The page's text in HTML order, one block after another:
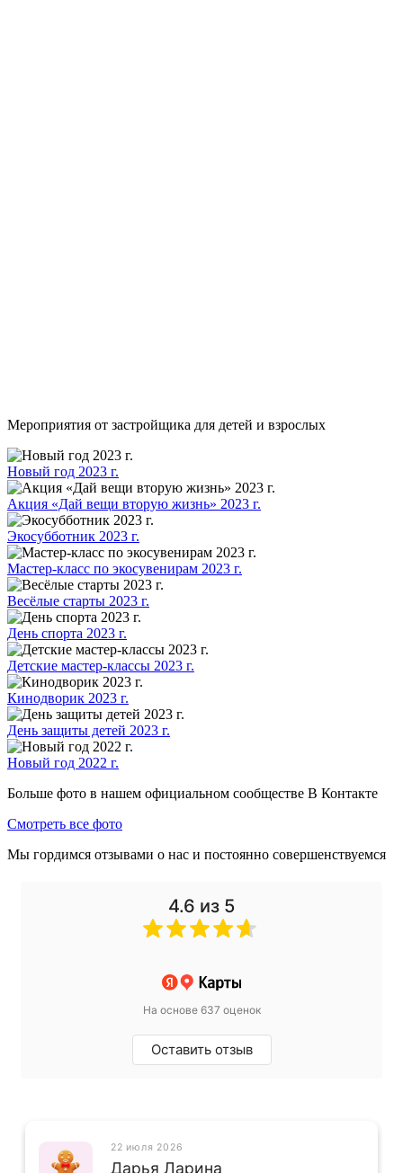
Мероприятия от застройщика для детей и взрослых
Новый год 2023 г.
Акция «Дай вещи вторую жизнь» 2023 г.
Экосубботник 2023 г.
Мастер-класс по экосувенирам 2023 г.
Весёлые старты 2023 г.
День спорта 2023 г.
Детские мастер-классы 2023 г.
Кинодворик 2023 г.
День защиты детей 2023 г.
Новый год 2022 г.
Больше фото в нашем официальном сообществе В Контакте
Смотреть все фото
Мы гордимся отзывами о нас и постоянно совершенствуемся
4.6 из 5
На основе 637 оценок
Оставить отзыв
22 июля 2026
Дарья Ларина